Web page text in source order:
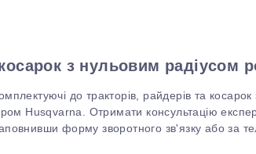
з нульовим радіусом
до тракторів, райдерів та
Husqvarna. Отримати консультацію
форму зворотного зв'язку або за